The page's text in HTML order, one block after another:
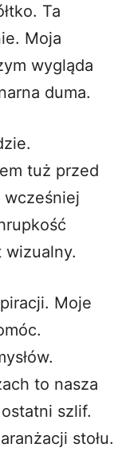
Ta
Moja
wygląda
duma.
tuż przed
wizualny.
Moje
.
to nasza
szlif.
aranżacji stołu.